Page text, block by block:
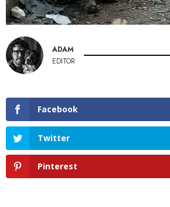
ADAM
EDITOR
Facebook
Twitter
Pinterest